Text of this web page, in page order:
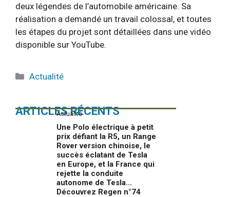
deux légendes de l’automobile américaine. Sa
réalisation a demandé un travail colossal, et toutes
les étapes du projet sont détaillées dans une vidéo
disponible sur YouTube.
Catégories
Actualité
ARTICLES RÉCENTS
Actualité
Une Polo électrique à petit
prix défiant la R5, un Range
Rover version chinoise, le
succès éclatant de Tesla
en Europe, et la France qui
rejette la conduite
autonome de Tesla…
Découvrez Regen n°74